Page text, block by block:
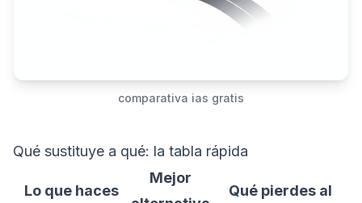
comparativa ias gratis
Qué sustituye a qué: la tabla rápida
Lo que haces
Mejor
Qué pierdes al